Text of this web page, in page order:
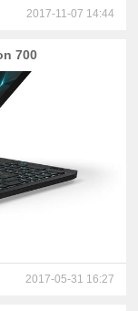
2017-11-07 14:44
700
2017-05-31 16:27